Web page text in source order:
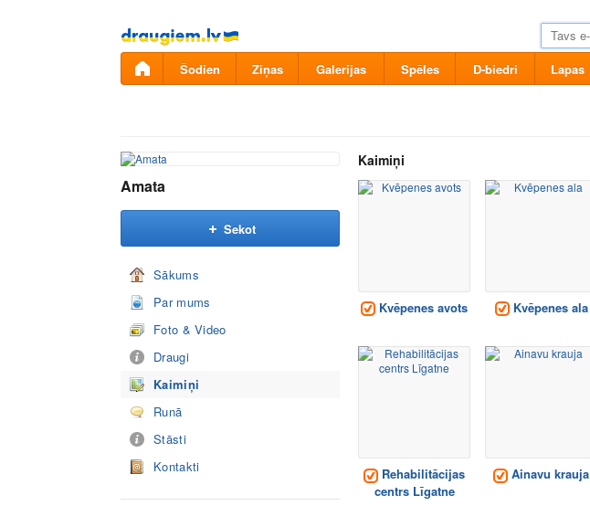
Pāriet
uz
saturu
Šodien Ziņas Galerijas Spēles D-biedri Lapas
Amata
Sekot
Sākums
Par mums
Foto & Video
Draugi
Kaimiņi
Runā
Stāsti
Kontakti
Kaimiņi
Kvēpenes avots Kvēpenes ala
Rehabilitācijas
centrs Līgatne
Ainavu krauja